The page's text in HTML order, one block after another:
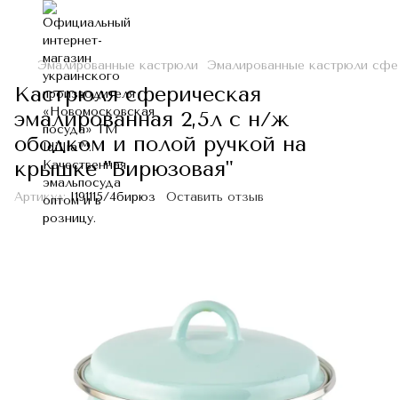
Эмалированные кастрюли Эмалированные кастрюли
Кастрюля сферическая
эмалированная 2,5л с н/ж
ободком и полой ручкой на
крышке "Бирюзовая"
Артикул:I191115/4бирюз Оставить отзыв